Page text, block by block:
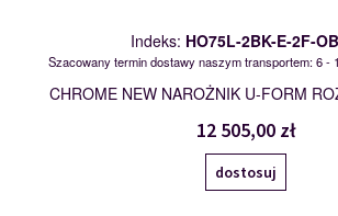
Indeks: HO75L-2BK-E-2F-
Szacowany termin dostawy naszym transportem: 6 -
CHROME NEW NAROŻNIK U-FORM
12 505,00 zł
dostosuj